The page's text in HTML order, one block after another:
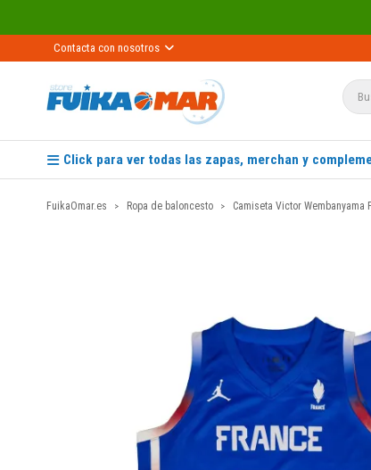
Contacta con nosotros
Click para ver todas las zapas, merchan y
FuikaOmar.es Ropa de baloncesto Camiseta Victor